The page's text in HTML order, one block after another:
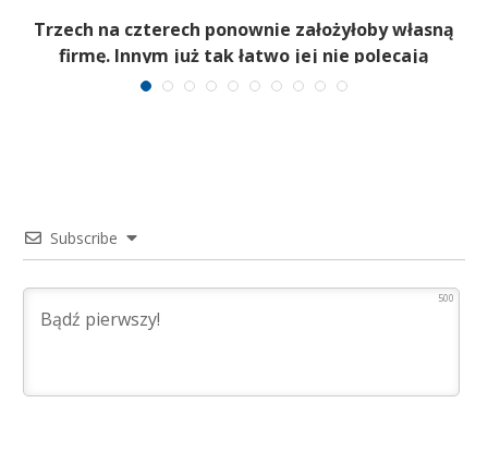
Trzech na czterech ponownie założyłoby własną
firmę. Innym już tak łatwo jej nie polecają
Subscribe
500